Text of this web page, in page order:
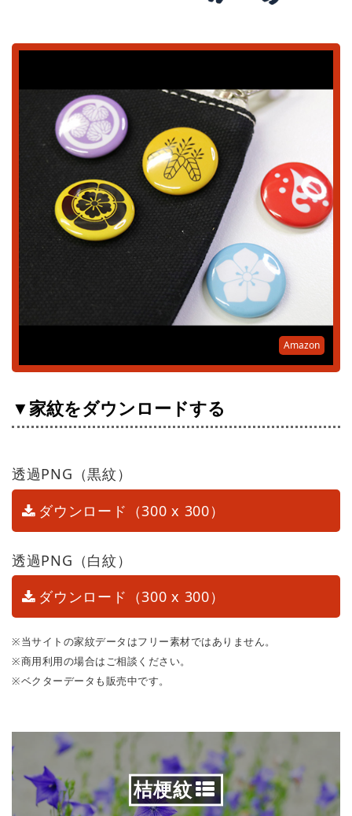
Amazon
▼家紋をダウンロードする
透過PNG（黒紋）
ダウンロード（300 x 300）
透過PNG（白紋）
ダウンロード（300 x 300）
※当サイトの家紋データはフリー素材ではありません。
※商用利用の場合はご相談ください。
※ベクターデータも販売中です。
桔梗紋